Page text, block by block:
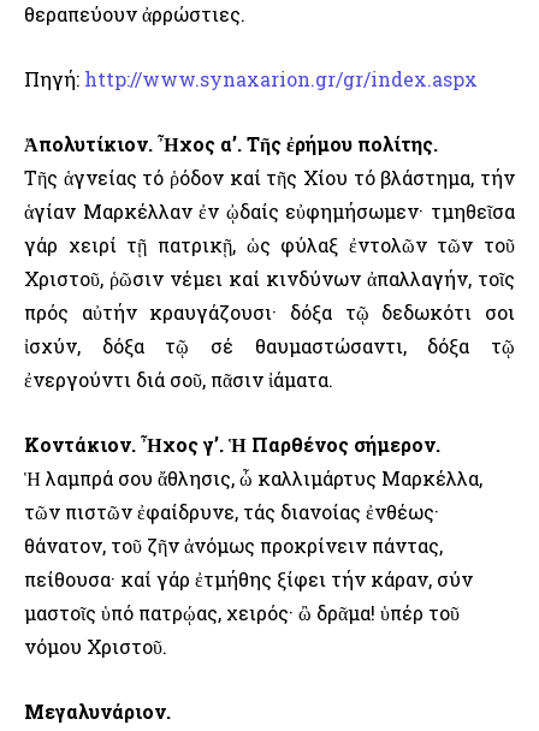
θεραπεύουν ἀρρώστιες.
Πηγή: http://www.synaxarion.gr/gr/index.aspx
Ἀπολυτίκιον. Ἦχος α’. Τῆς ἐρήμου πολίτης.
Τῆς ἁγνείας τό ῥόδον καί τῆς Χίου τό βλάστημα, τήν
ἁγίαν Μαρκέλλαν ἐν ᾠδαίς εὐφημήσωμεν· τμηθεῖσα
γάρ χειρί τῇ πατρικῇ, ὡς φύλαξ ἐντολῶν τῶν τοῦ
Χριστοῦ, ῥῶσιν νέμει καί κινδύνων ἀπαλλαγήν, τοῖς
πρός αὐτήν κραυγάζουσι· δόξα τῷ δεδωκότι σοι
ἰσχύν, δόξα τῷ σέ θαυμαστώσαντι, δόξα τῷ
ἐνεργούντι διά σοῦ, πᾶσιν ἰάματα.
Κοντάκιον. Ἦχος γ’. Ἡ Παρθένος σήμερον.
Ἡ λαμπρά σου ἄθλησις, ὦ καλλιμάρτυς Μαρκέλλα,
τῶν πιστῶν ἐφαίδρυνε, τάς διανοίας ἐνθέως·
θάνατον, τοῦ ζῆν ἀνόμως προκρίνειν πάντας,
πείθουσα· καί γάρ ἐτμήθης ξίφει τήν κάραν, σύν
μαστοῖς ὑπό πατρῴας, χειρός· ὢ δρᾶμα! ὑπέρ τοῦ
νόμου Χριστοῦ.
Μεγαλυνάριον.